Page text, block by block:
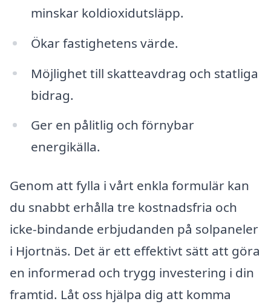
minskar koldioxidutsläpp.
Ökar fastighetens värde.
Möjlighet till skatteavdrag och statliga
bidrag.
Ger en pålitlig och förnybar
energikälla.
Genom att fylla i vårt enkla formulär kan
du snabbt erhålla tre kostnadsfria och
icke-bindande erbjudanden på solpaneler
i Hjortnäs. Det är ett effektivt sätt att göra
en informerad och trygg investering i din
framtid. Låt oss hjälpa dig att komma